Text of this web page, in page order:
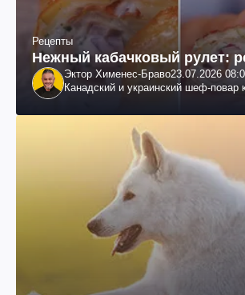
Рецепты
Нежный кабачковый рулет:
Эктор Хименес-Браво23.07.2026
Канадский и украинский шеф-повар